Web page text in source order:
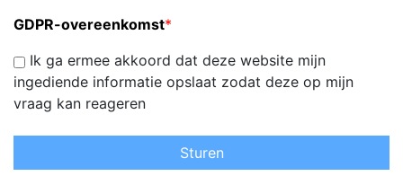
GDPR-overeenkomst*
Ik ga ermee akkoord dat deze website mijn
ingediende informatie opslaat zodat deze op mijn
vraag kan reageren
Sturen